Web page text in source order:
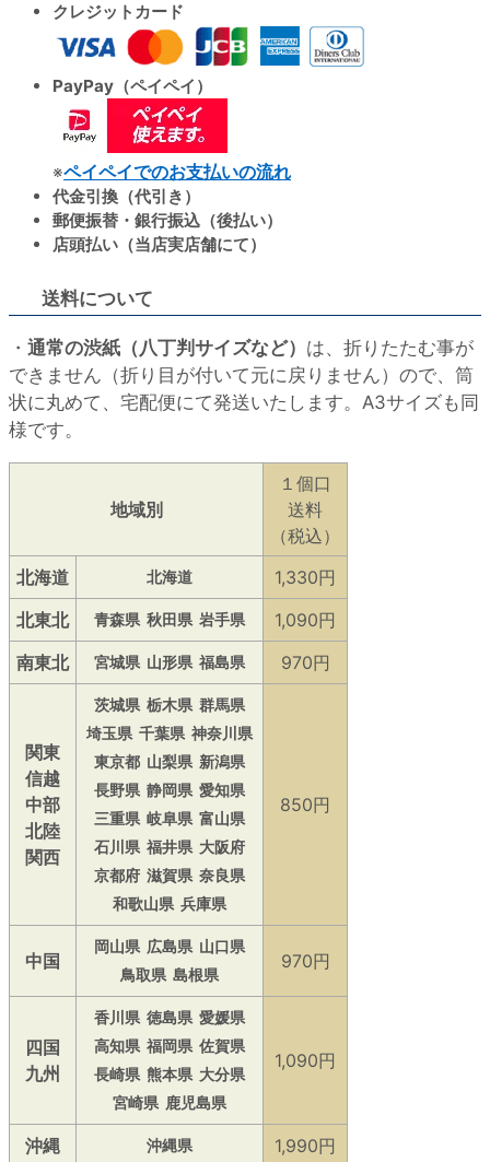
クレジットカード
PayPay（ペイペイ）
※ペイペイでのお支払いの流れ
代金引換（代引き）
郵便振替・銀行振込（後払い）
店頭払い（当店実店舗にて）
送料について
・ 通常の渋紙（八丁判サイズなど） は、折りたたむ事が
できません（折り目が付いて元に戻りません）ので、筒
状に丸めて、宅配便にて発送いたします。A3サイズも同
様です。
地域別
１個口
送料
（税込）
北海道
北海道
1,330円
北東北
青森県 秋田県 岩手県
1,090円
南東北
宮城県 山形県 福島県 970円
関東
信越
中部
北陸
関西
茨城県 栃木県 群馬県
埼玉県 千葉県 神奈川県
東京都 山梨県 新潟県
長野県 静岡県 愛知県
三重県 岐阜県 富山県
石川県 福井県 大阪府
京都府 滋賀県 奈良県
和歌山県 兵庫県
850円
中国
岡山県 広島県 山口県
鳥取県 島根県
970円
四国
九州
香川県 徳島県 愛媛県
高知県 福岡県 佐賀県
長崎県 熊本県 大分県
宮崎県 鹿児島県
1,090円
沖縄 沖縄県 1,990円